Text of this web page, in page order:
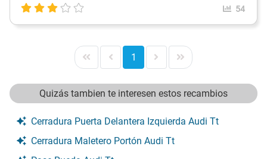
54
1
Quizás tambien te interesen estos recambios
Cerradura Puerta Delantera Izquierda Audi Tt
Cerradura Maletero Portón Audi Tt